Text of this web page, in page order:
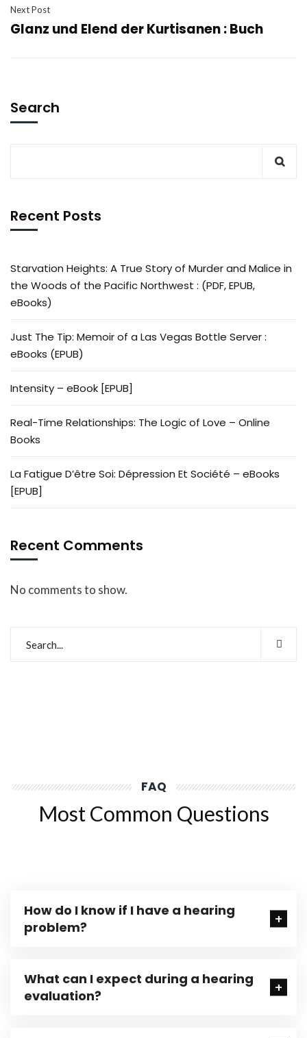
Next Post
Glanz und Elend der Kurtisanen : Buch
Search
Recent Posts
Starvation Heights: A True Story of Murder and Malice in
the Woods of the Pacific Northwest : (PDF, EPUB,
eBooks)
Just The Tip: Memoir of a Las Vegas Bottle Server :
eBooks (EPUB)
Intensity – eBook [EPUB]
Real-Time Relationships: The Logic of Love – Online
Books
La Fatigue D’être Soi: Dépression Et Société – eBooks
[EPUB]
Recent Comments
No comments to show.
FAQ
Most Common Questions
How do I know if I have a hearing
problem?
What can I expect during a hearing
evaluation?